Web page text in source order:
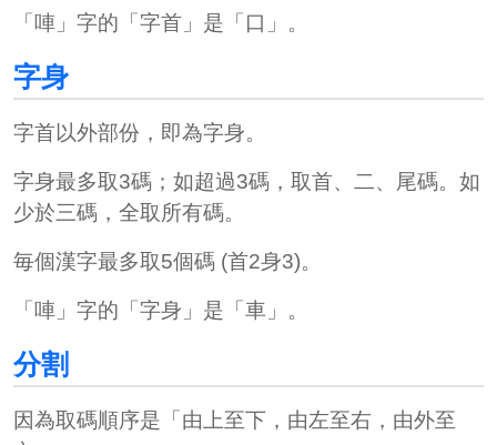
「唓 」字的「字首」是「口」。
字身
字首以外部份，即為字身。
字身最多取3碼；如超過3碼，取首、二、尾碼。如
少於三碼，全取所有碼。
毎個漢字最多取5個碼 (首2身3)。
「唓 」字的「字身」是「車」。
分割
因為取碼順序是「由上至下，由左至右，由外至